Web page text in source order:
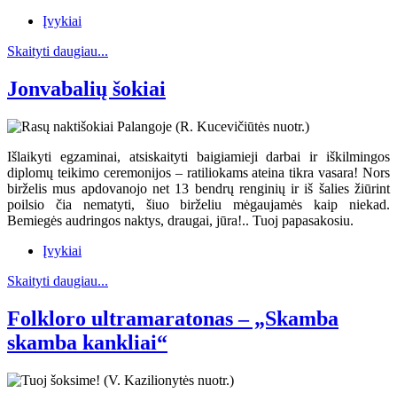
Įvykiai
Skaityti daugiau...
Jonvabalių šokiai
Išlaikyti egzaminai, atsiskaityti baigiamieji darbai ir iškilmingos
diplomų teikimo ceremonijos – ratiliokams ateina tikra vasara! Nors
birželis mus apdovanojo net 13 bendrų renginių ir iš šalies žiūrint
poilsio čia nematyti, šiuo birželiu mėgaujamės kaip niekad.
Bemiegės audringos naktys, draugai, jūra!.. Tuoj papasakosiu.
Įvykiai
Skaityti daugiau...
Folkloro ultramaratonas – „Skamba
skamba kankliai“